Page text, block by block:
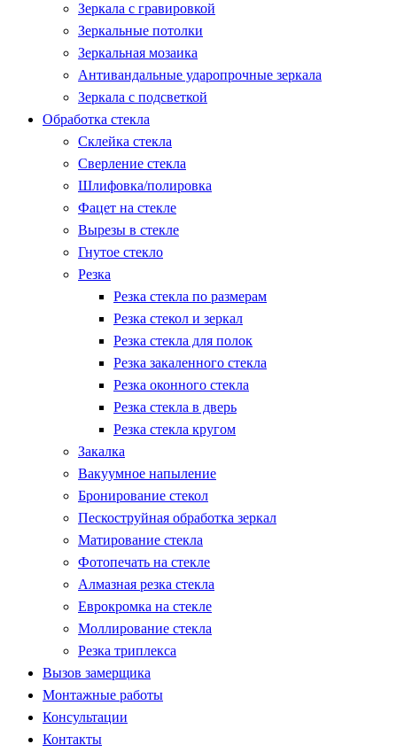
Зеркала с гравировкой
Зеркальные потолки
Зеркальная мозаика
Антивандальные ударопрочные зеркала
Зеркала с подсветкой
Обработка стекла
Склейка стекла
Сверление стекла
Шлифовка/полировка
Фацет на стекле
Вырезы в стекле
Гнутое стекло
Резка
Резка стекла по размерам
Резка стекол и зеркал
Резка стекла для полок
Резка закаленного стекла
Резка оконного стекла
Резка стекла в дверь
Резка стекла кругом
Закалка
Вакуумное напыление
Бронирование стекол
Пескоструйная обработка зеркал
Матирование стекла
Фотопечать на стекле
Алмазная резка стекла
Еврокромка на стекле
Моллирование стекла
Резка триплекса
Вызов замерщика
Монтажные работы
Консультации
Контакты